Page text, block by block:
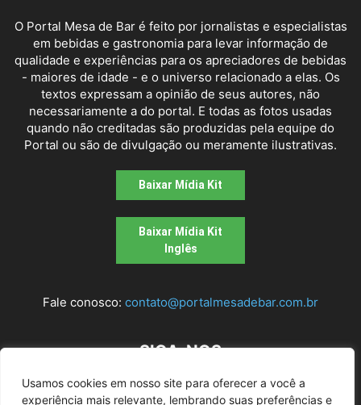
Usamos cookies em nosso site para oferecer a você a
experiência mais relevante, lembrando suas preferências e
O Portal Mesa de Bar é feito por jornalistas e especialistas
em bebidas e gastronomia para levar informação de
qualidade e experiências para os apreciadores de bebidas
- maiores de idade - e o universo relacionado a elas. Os
textos expressam a opinião de seus autores, não
necessariamente a do portal. E todas as fotos usadas
quando não creditadas são produzidas pela equipe do
Portal ou são de divulgação ou meramente ilustrativas.
Baixar Mídia Kit
Baixar Mídia Kit
Inglês
Fale conosco: contato@portalmesadebar.com.br
SIGA-NOS